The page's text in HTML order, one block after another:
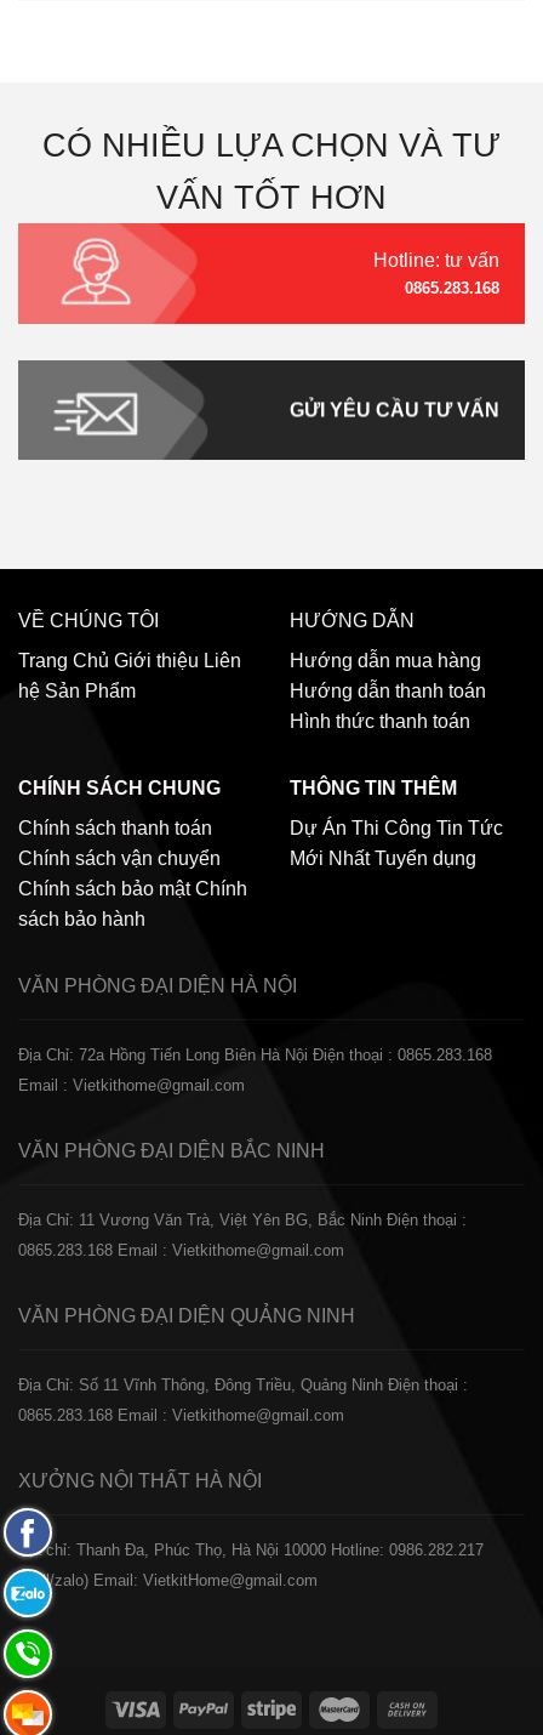
CÓ NHIỀU LỰA CHỌN VÀ TƯ
VẤN TỐT HƠN
Hotline: tư vấn
0865.283.168
GỬI YÊU CẦU TƯ VẤN
VỀ CHÚNG TÔI
Trang Chủ Giới thiệu Liên
hệ Sản Phẩm
HƯỚNG DẪN
Hướng dẫn mua hàng
Hướng dẫn thanh toán
Hình thức thanh toán
CHÍNH SÁCH CHUNG
Chính sách thanh toán
Chính sách vận chuyển
Chính sách bảo mật Chính
sách bảo hành
THÔNG TIN THÊM
Dự Án Thi Công Tin Tức
Mới Nhất Tuyển dụng
VĂN PHÒNG ĐẠI DIỆN HÀ NỘI
Địa Chỉ: 72a Hồng Tiến Long Biên Hà Nội Điện thoại : 0865.283.168
Email : Vietkithome@gmail.com
VĂN PHÒNG ĐẠI DIỆN BẮC NINH
Địa Chỉ: 11 Vương Văn Trà, Việt Yên BG, Bắc Ninh Điện thoại :
0865.283.168 Email : Vietkithome@gmail.com
VĂN PHÒNG ĐẠI DIỆN QUẢNG NINH
Địa Chỉ: Số 11 Vĩnh Thông, Đông Triều, Quảng Ninh Điện thoại :
0865.283.168 Email : Vietkithome@gmail.com
XƯỞNG NỘI THẤT HÀ NỘI
️Địa chỉ: Thanh Đa, Phúc Thọ, Hà Nội 10000 Hotline: 0986.282.217
(Call/zalo) Email: VietkitHome@gmail.com
Fanpage
Facebook
Zalo:
0865.283.168
Hotline:
0865.283.168
Hotline: